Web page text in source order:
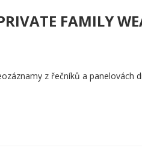
FAMILY
z řečníků a panelovách